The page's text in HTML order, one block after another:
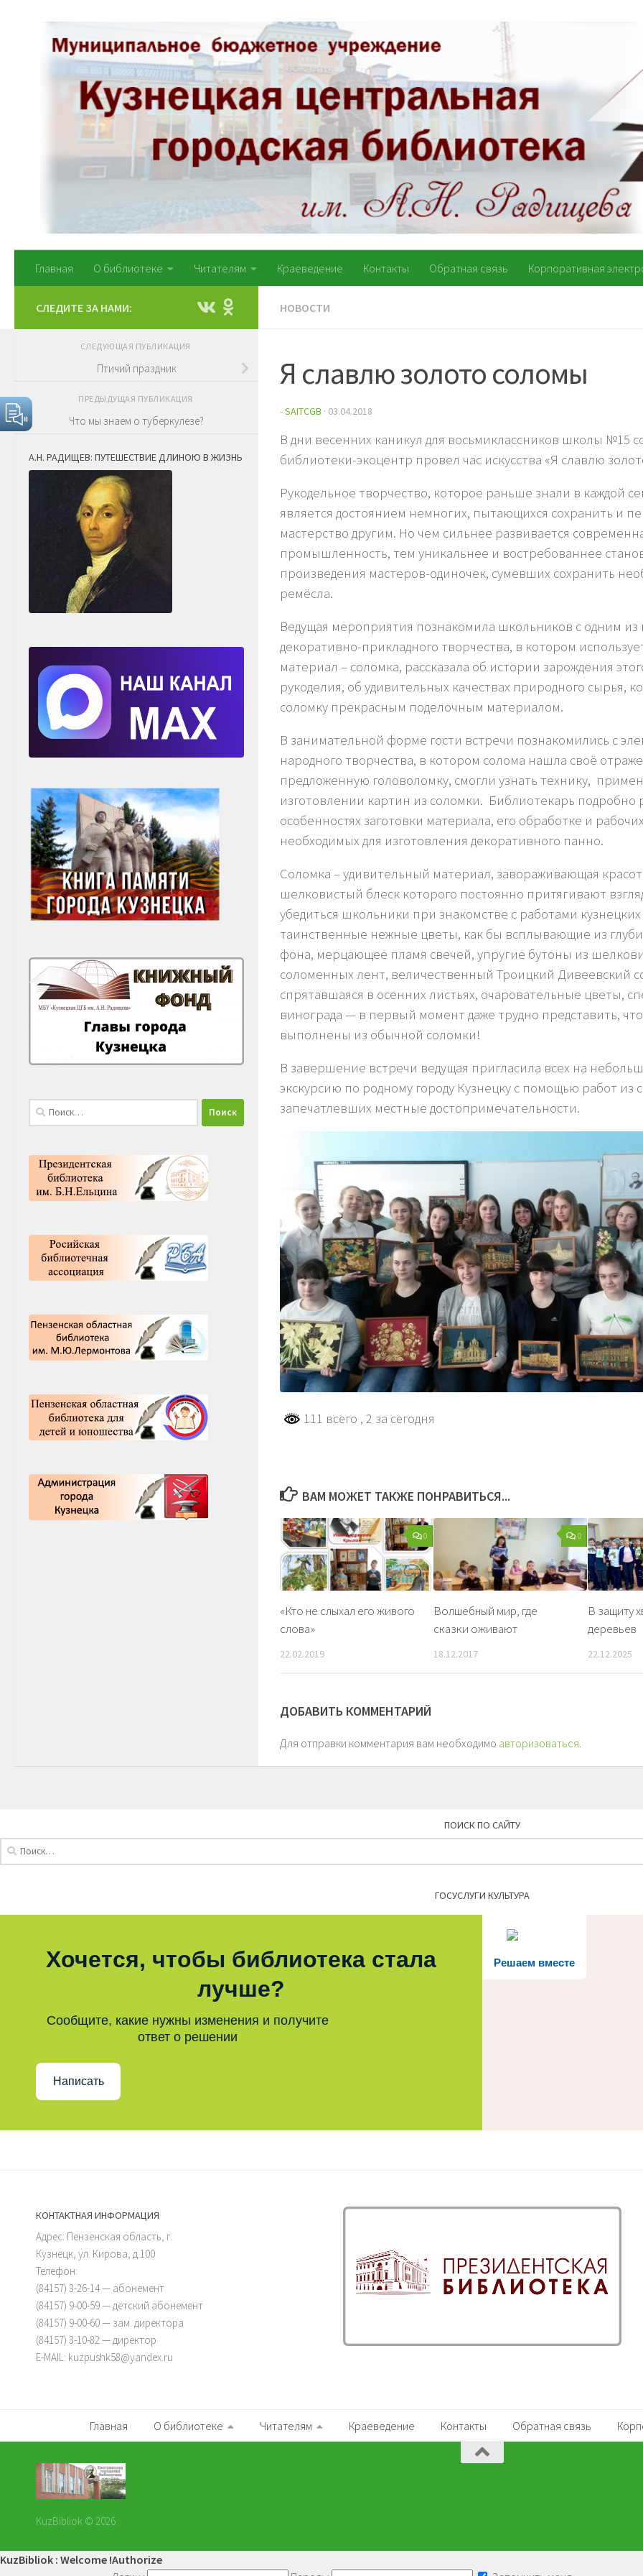
Перейти к содержимому
Главная О библиотеке Читателям Краеведение Контакты Обратная связь Корпоративная
НОВОСТИ
Я славлю золото соломы
-SAITCGB · 03.04.2018
В дни весенних каникул для восьмиклассников школы №15
библиотеки-экоцентр провел час искусства «Я славлю
Рукодельное творчество, которое раньше знали в каждой
является достоянием немногих, пытающихся сохранить и
мастерство другим. Но чем сильнее развивается
промышленность, тем уникальнее и востребованнее
произведения мастеров-одиночек, сумевших сохранить
ремёсла.
Ведущая мероприятия познакомила школьников с одним из
декоративно-прикладного творчества, в котором
материал – соломка, рассказала об истории зарождения
рукоделия, об удивительных качествах природного сырья,
соломку прекрасным поделочным материалом.
В занимательной форме гости встречи познакомились с
народного творчества, в котором солома нашла своё
предложенную головоломку, смогли узнать технику,
изготовлении картин из соломки. Библиотекарь подробно
особенностях заготовки материала, его обработке и
необходимых для изготовления декоративного панно.
Соломка – удивительный материал, завораживающая
шелковистый блеск которого постоянно притягивают
убедиться школьники при знакомстве с работами
таинственные нежные цветы, как бы всплывающие из
фона, мерцающее пламя свечей, упругие бутоны из
соломенных лент, величественный Троицкий Дивеевский
спрятавшаяся в осенних листьях, очаровательные цветы,
винограда — в первый момент даже трудно представить,
выполнены из обычной соломки!
В завершение встречи ведущая пригласила всех на
экскурсию по родному городу Кузнецку с помощью работ из
запечатлевших местные достопримечательности.
111 всего , 2 за сегодня
ВАМ МОЖЕТ ТАКЖЕ ПОНРАВИТЬСЯ...
0
«Кто не слыхал его живого
слова»
22.02.2019
0
Волшебный мир, где
сказки оживают
18.12.2017
В защиту
деревьев
22.12.2025
ДОБАВИТЬ КОММЕНТАРИЙ
Для отправки комментария вам необходимо авторизоваться
СЛЕДИТЕ ЗА НАМИ:
СЛЕДУЮЩАЯ ПУБЛИКАЦИЯ
Птичий праздник
ПРЕДЫДУЩАЯ ПУБЛИКАЦИЯ
Что мы знаем о туберкулезе?
А.Н. РАДИЩЕВ: ПУТЕШЕСТВИЕ ДЛИНОЮ В ЖИЗНЬ
Найти:
ПОИСК ПО САЙТУ
ГОСУСЛУГИ КУЛЬТУРА
Решаем вместе
Хочется, чтобы библиотека стала
лучше?
Сообщите, какие нужны изменения и получите
ответ о решении
Написать
КОНТАКТНАЯ ИНФОРМАЦИЯ
Адрес: Пензенская область, г.
Кузнецк, ул. Кирова, д.100
Телефон:
(84157) 3-26-14 — абонемент
(84157) 9-00-59 — детский абонемент
(84157) 9-00-60 — зам. директора
(84157) 3-10-82 — директор
E-MAIL: kuzpushk58@yandex.ru
Главная О библиотеке Читателям Краеведение Контакты Обратная связь
KuzBibliok © 2026.
KuzBibliok : Welcome !Authorize